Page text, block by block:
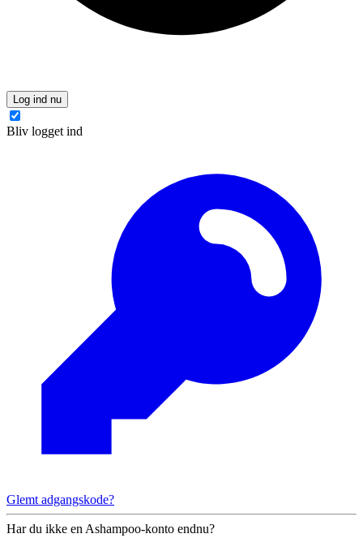
Log ind nu
Bliv logget ind
Glemt adgangskode?
Har du ikke en Ashampoo-konto endnu?